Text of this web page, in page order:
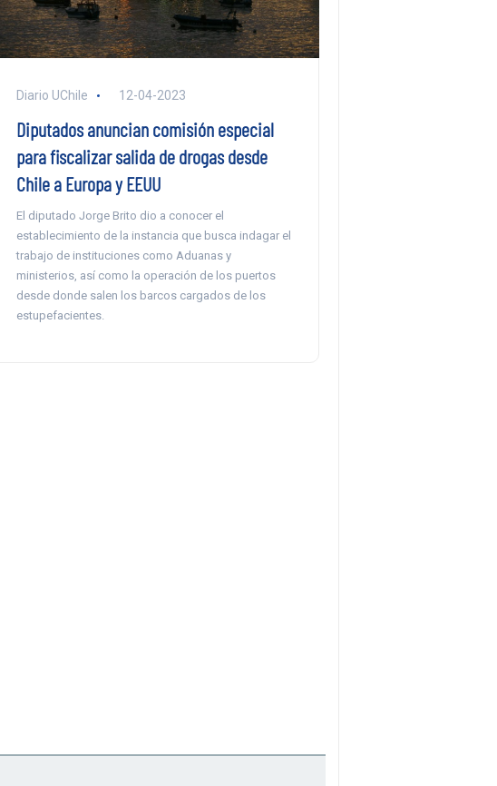
Diario UChile 12-04-2023
Diputados anuncian comisión especial
para fiscalizar salida de drogas desde
Chile a Europa y EEUU
El diputado Jorge Brito dio a conocer el
establecimiento de la instancia que busca indagar el
trabajo de instituciones como Aduanas y
ministerios, así como la operación de los puertos
desde donde salen los barcos cargados de los
estupefacientes.